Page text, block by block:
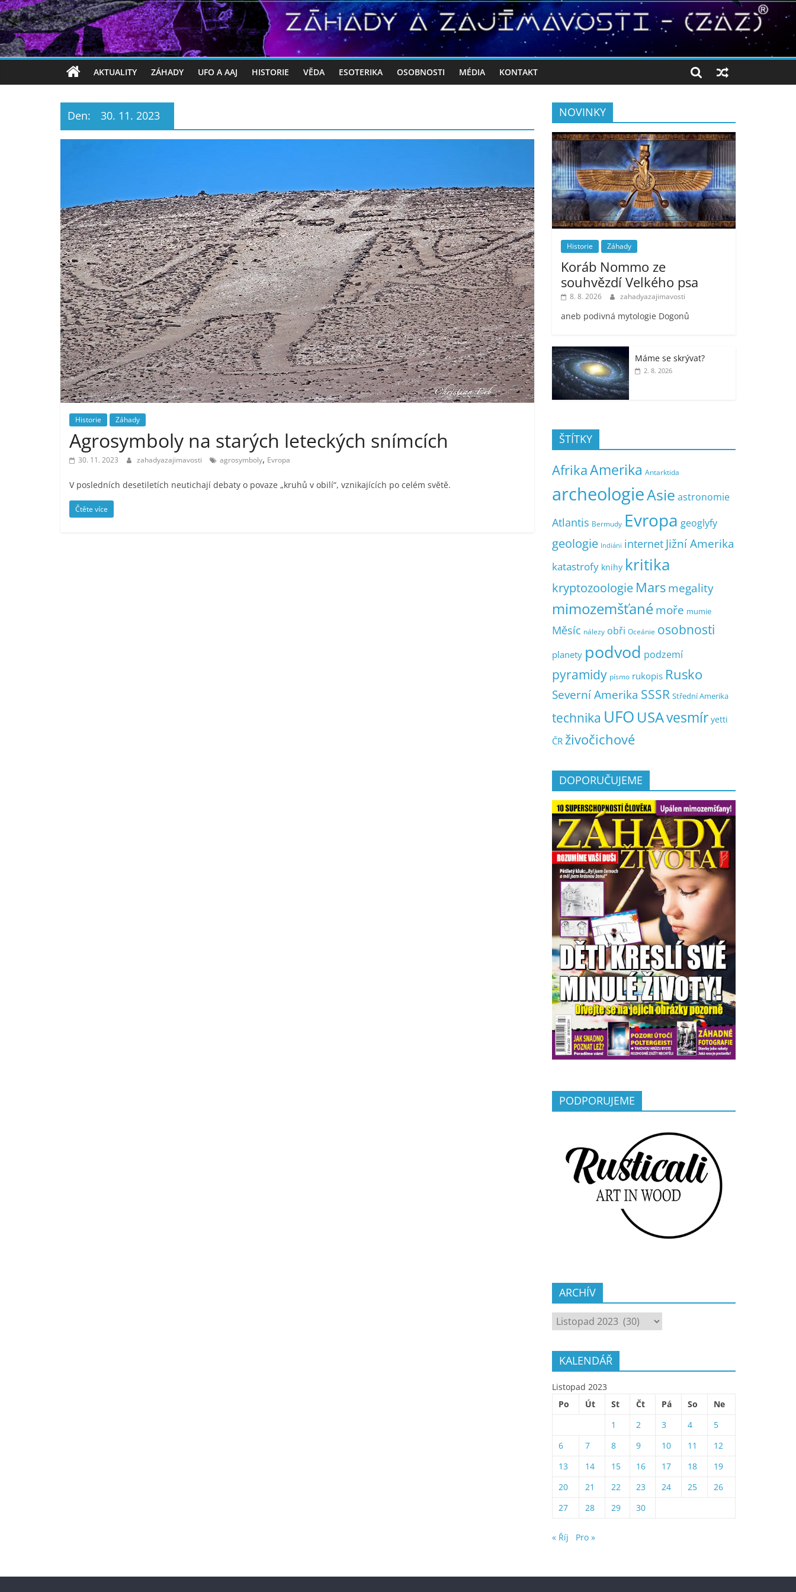
AKTUALITY ZÁHADY UFO A AAJ HISTORIE VĚDA ESOTERIKA OSOBNOSTI MÉDIA KONTAKT
Den: 30. 11. 2023
Historie Záhady
Agrosymboly na starých leteckých snímcích
30. 11. 2023 zahadyazajimavosti agrosymboly, Evropa
V posledních desetiletích neutichají debaty o povaze „kruhů v obilí“, vznikajících po celém světě.
Čtěte více
NOVINKY
Historie Záhady
Koráb Nommo ze
souhvězdí Velkého psa
8. 8. 2026 zahadyazajimavosti
aneb podivná mytologie Dogonů
Máme se skrývat?
2. 8. 2026
ŠTÍTKY
AfrikaAmerika Antarktida
archeologieAsie astronomie
Atlantis Bermudy Evropa geoglyfy
geologie Indiáni internet Jižní Amerika
katastrofy knihy kritika
kryptozoologie Marsmegality
mimozemšťanémoře mumie
Měsíc nálezy obři Oceánie osobnosti
planety podvod podzemí
pyramidy písmo rukopis Rusko
Severní Amerika SSSR Střední Amerika
technika UFO USAvesmír yetti
ČR živočichové
DOPORUČUJEME
PODPORUJEME
ARCHÍV
ARCHÍV
KALENDÁŘ
Listopad 2023
Po
Út St Čt Pá So
Ne
1
2 3 4
5
6
7 8 9 10 11
12
13
14 15 16 17 18
19
20
21 22 23 24 25
26
27
28 29 30
« Říj Pro »